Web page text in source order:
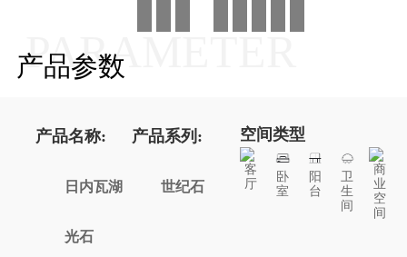
产品参数
PARAMETER
产品名称:
日内瓦湖
光石
产品系列:
世纪石
空间类型
客
厅
卧
室
阳
台
卫
生
间
商
业
空
间